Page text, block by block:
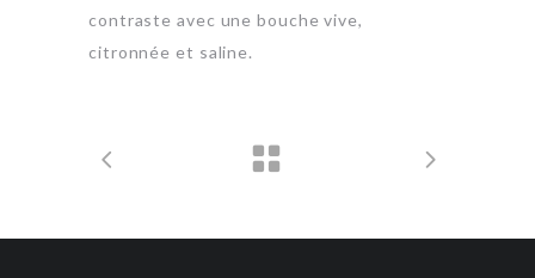
contraste avec une bouche vive,
citronnée et saline.